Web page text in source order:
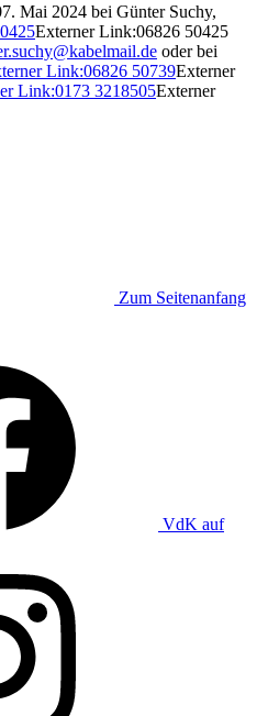
Mai 2024 bei Günter Suchy,
Externer Link:06826 50425
@kabelmail.de oder bei
Link:06826 50739Externer
Link:0173 3218505Externer
Zum Seitenanfang
VdK auf